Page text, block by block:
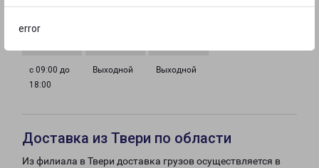
error
с 09:00 до
с 09:00 до
с 09:00 до
с 09:00 до
с 09:00 до
18:00
Выходной Выходной
Доставка из Твери по области
Из филиала в Твери доставка грузов осуществляется в